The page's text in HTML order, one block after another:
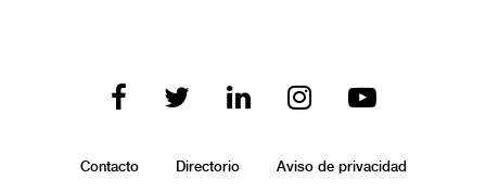
Contacto Directorio Aviso de privacidad